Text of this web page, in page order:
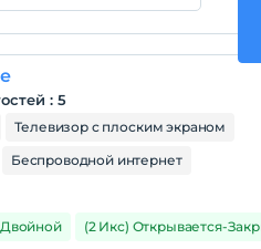
:5
Телевизор с плоским экраном
Беспроводной интернет
Двойной (2 Икс) Открывается-